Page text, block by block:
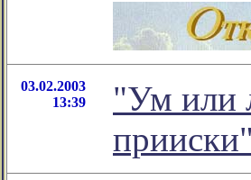
03.02.2003
13:39
"Ум или